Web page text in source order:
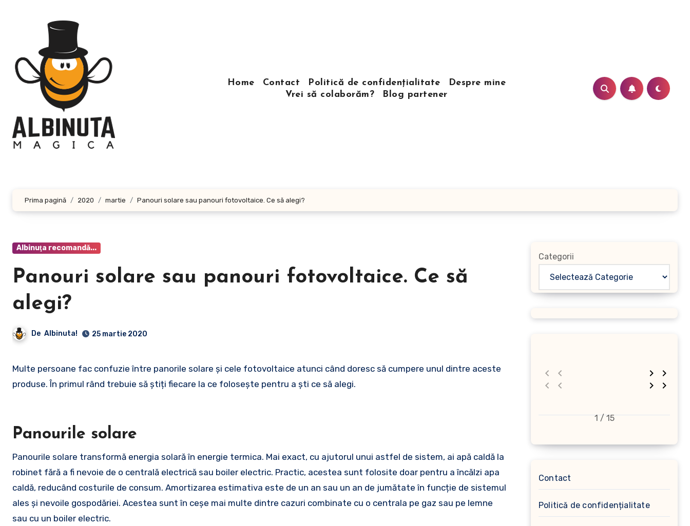
Home Contact Politică de confidențialitate
Despre mine
Vrei să colaborăm?
Blog partener
Prima pagină 2020 martie Panouri solare sau panouri fotovoltaice. Ce să alegi?
Albinuţa recomandă...
Panouri solare sau panouri fotovoltaice. Ce să
alegi?
De Albinuta! 25 martie 2020
Multe persoane fac confuzie între panorile solare și cele fotovoltaice atunci când doresc să cumpere unul dintre aceste
produse. În primul rând trebuie să știți fiecare la ce folosește pentru a ști ce să alegi.
Panourile solare
Panourile solare transformă energia solară în energie termica. Mai exact, cu ajutorul unui astfel de sistem, ai apă caldă la
robinet fără a fi nevoie de o centrală electrică sau boiler electric. Practic, acestea sunt folosite doar pentru a încălzi apa
caldă, reducând costurile de consum. Amortizarea estimativa este de un an sau un an de jumătate în funcție de sistemul
ales și nevoile gospodăriei. Acestea sunt în ceșe mai multe dintre cazuri combinate cu o centrala pe gaz sau pe lemne
sau cu un boiler electric.
Categorii
1 / 15
Contact
Politică de confidențialitate